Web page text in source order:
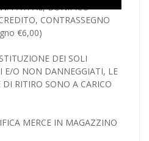
: PAYPAL, BONIFICO
CONTRASSEGNO
€6,00)
DEI SOLI
E/O NON DANNEGGIATI, LE
DI RITIRO SONO A CARICO
MERCE IN MAGAZZINO